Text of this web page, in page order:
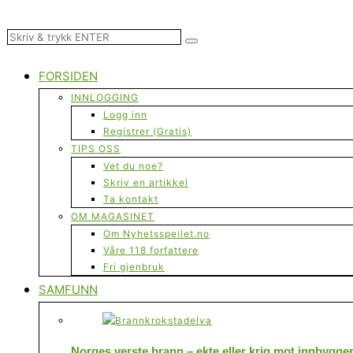
FORSIDEN
INNLOGGING
Logg inn
Registrer (Gratis)
TIPS OSS
Vet du noe?
Skriv en artikkel
Ta kontakt
OM MAGASINET
Om Nyhetsspeilet.no
Våre 118 forfattere
Fri gjenbruk
SAMFUNN